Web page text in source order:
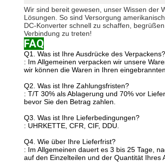
Wir sind bereit gewesen, unser Wissen der
Lösungen. So sind Versorgung
DC-Konverter schnell zu schaffen,
Verbindung zu treten!
FAQ
Q1. Was ist Ihre Ausdrücke des Verpackens?
: Im Allgemeinen verpacken wir unsere
wir können die Waren in Ihren
Q2. Was ist Ihre Zahlungsfristen?
: T/T 30% als Ablagerung und 70% vor
bevor Sie den Betrag zahlen.
Q3. Was ist Ihre Lieferbedingungen?
: UHRKETTE, CFR, CIF, DDU.
Q4. Wie über Ihre Lieferfrist?
: Im Allgemeinen dauert es 3 bis 25 Tage,
auf den Einzelteilen und der Quantität Ihres